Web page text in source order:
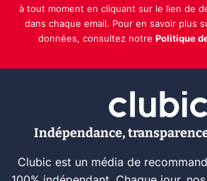
à tout moment en cliquant sur le lien de
dans chaque email. Pour en savoir plus
données, consultez notre Politique
Indépendance,
Clubic est un média de